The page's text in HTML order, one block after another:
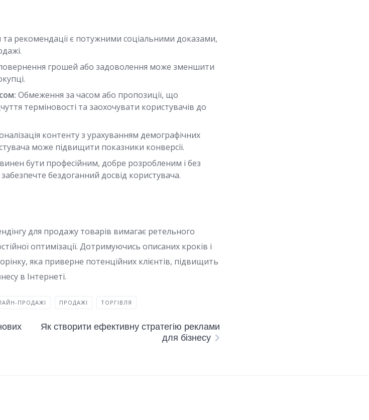
та рекомендації є потужними соціальними доказами,
грошей або задоволення може зменшити
Обмеження за часом або пропозиції, що
терміновості та заохочувати користувачів до
контенту з урахуванням демографічних
може підвищити показники конверсії.
бути професійним, добре розробленим і без
бездоганний досвід користувача.
для продажу товарів вимагає ретельного
оптимізації. Дотримуючись описаних кроків і
яка приверне потенційних клієнтів, підвищить
в Інтернеті.
ПРОДАЖІ ПРОДАЖІ ТОРГІВЛЯ
Як створити ефективну стратегію реклами
для бізнесу